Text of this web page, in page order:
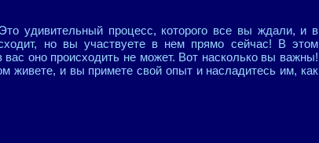
удивительный процесс, которого все вы ждали, и в
но вы участвуете в нем прямо сейчас! В этом
оно происходить не может. Вот насколько вы важны!
живете, и вы примете свой опыт и насладитесь им, как